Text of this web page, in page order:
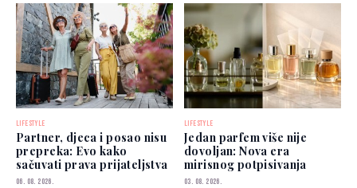
LIFESTYLE
Partner, djeca i posao nisu
prepreka: Evo kako
sačuvati prava prijateljstva
06. 08. 2026.
LIFESTYLE
Jedan parfem više nije
dovoljan: Nova era
mirisnog potpisivanja
03. 08. 2026.